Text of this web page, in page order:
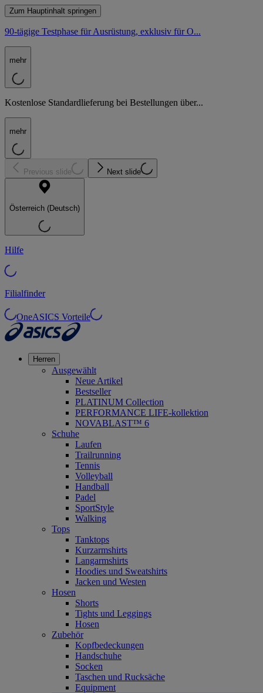
Zum Hauptinhalt springen
90-tägige Testphase für Ausrüstung, exklusiv für O...
mehr
Kostenlose Standardlieferung bei Bestellungen über...
mehr
Previous slide Next slide
Österreich (Deutsch)
Hilfe
Filialfinder
OneASICS Vorteile
Herren
Ausgewählt
Neue Artikel
Bestseller
PLATINUM Collection
PERFORMANCE LIFE-kollektion
NOVABLAST™ 6
Schuhe
Laufen
Trailrunning
Tennis
Volleyball
Handball
Padel
SportStyle
Walking
Tops
Tanktops
Kurzarmshirts
Langarmshirts
Hoodies und Sweatshirts
Jacken und Westen
Hosen
Shorts
Tights und Leggings
Hosen
Zubehör
Kopfbedeckungen
Handschuhe
Socken
Taschen und Rucksäche
Equipment